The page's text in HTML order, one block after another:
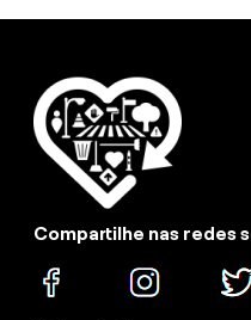
Compartilhe nas redes